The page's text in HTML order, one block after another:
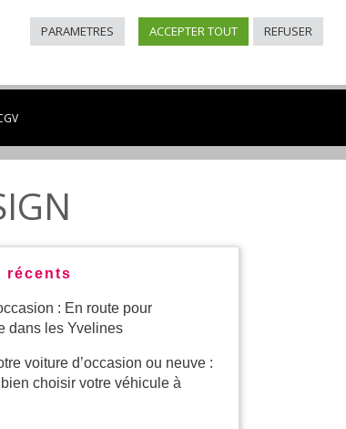
de
récents
: En route pour
dans les Yvelines
voiture d’occasion ou neuve :
choisir votre véhicule à
PARAMETRES ACCEPTER TOUT REFUSER